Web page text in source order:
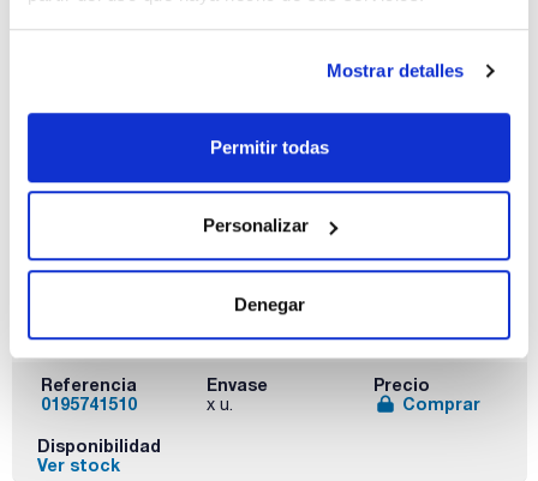
Mostrar detalles
Permitir todas
Personalizar
Denegar
Recubierto,
elevador con
motor
Referencia
0195741510
Envase
x u.
Precio
Comprar
Disponibilidad
Ver stock